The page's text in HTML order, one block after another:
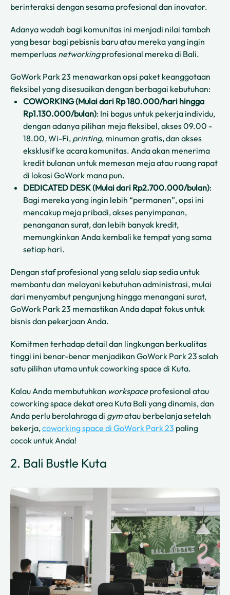
berinteraksi dengan sesama profesional dan inovator.
Adanya wadah bagi komunitas ini menjadi nilai tambah
yang besar bagi pebisnis baru atau mereka yang ingin
memperluas networkingprofesional mereka di Bali.
GoWork Park 23 menawarkan opsi paket keanggotaan
fleksibel yang disesuaikan dengan berbagai kebutuhan:
COWORKING(Mulai dari Rp 180.000/hari hingga
Rp1.130.000/bulan): Ini bagus untuk pekerja individu,
dengan adanya pilihan meja fleksibel, akses 09.00 -
18.00, Wi-Fi, printing, minuman gratis, dan akses
eksklusif ke acara komunitas. Anda akan menerima
kredit bulanan untuk memesan meja atau ruang rapat
di lokasi GoWork mana pun.
DEDICATED DESK(Mulai dari Rp2.700.000/bulan):
Bagi mereka yang ingin lebih “permanen”, opsi ini
mencakup meja pribadi, akses penyimpanan,
penanganan surat, dan lebih banyak kredit,
memungkinkan Anda kembali ke tempat yang sama
setiap hari.
Dengan staf profesional yang selalu siap sedia untuk
membantu dan melayani kebutuhan administrasi, mulai
dari menyambut pengunjung hingga menangani surat,
GoWork Park 23 memastikan Anda dapat fokus untuk
bisnis dan pekerjaan Anda.
Komitmen terhadap detail dan lingkungan berkualitas
tinggi ini benar-benar menjadikan GoWork Park 23 salah
satu pilihan utama untuk coworking space di Kuta.
Kalau Anda membutuhkan workspaceprofesional atau
coworking space dekat area Kuta Bali yang dinamis, dan
Anda perlu berolahraga di gymatau berbelanja setelah
bekerja,coworking space di GoWork Park 23 paling
cocok untuk Anda!
2. Bali Bustle Kuta